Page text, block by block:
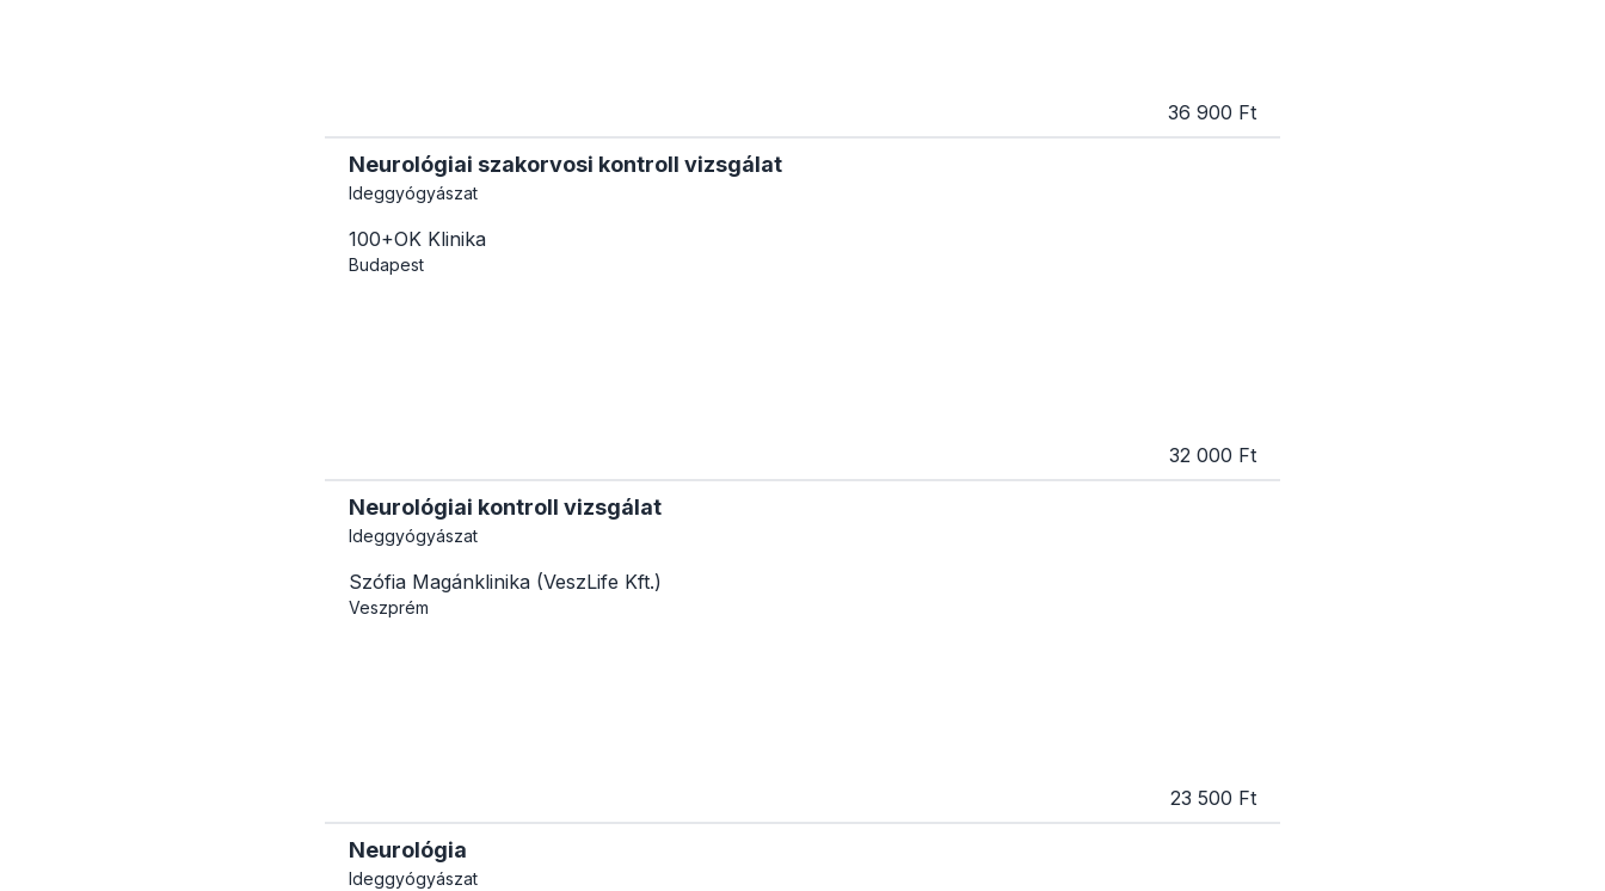
36 900 Ft
Neurológiai szakorvosi kontroll vizsgálat
Ideggyógyászat
100+OK Klinika
Budapest
32 000 Ft
Neurológiai kontroll vizsgálat
Ideggyógyászat
Szófia Magánklinika (VeszLife Kft.)
Veszprém
23 500 Ft
Neurológia
Ideggyógyászat